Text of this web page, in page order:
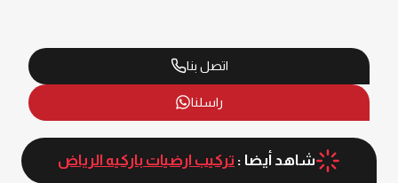
اتصل بنا
راسلنا
شاهد أيضا : تركيب ارضيات باركيه الرياض